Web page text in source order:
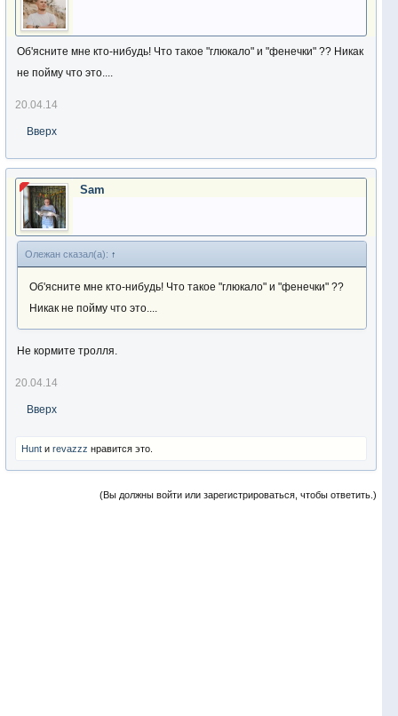
Об'ясните мне кто-нибудь! Что такое "глюкало" и "фенечки" ?? Никак
не пойму что это....
20.04.14
Вверх
Sam
Олежан сказал(а): ↑
Об'ясните мне кто-нибудь! Что такое "глюкало" и "фенечки" ??
Никак не пойму что это....
Не кормите тролля.
20.04.14
Вверх
Hunt и revazzz нравится это.
(Вы должны войти или зарегистрироваться, чтобы ответить.)